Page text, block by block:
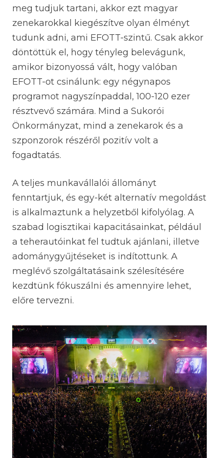
meg tudjuk tartani, akkor ezt magyar
zenekarokkal kiegészítve olyan élményt
tudunk adni, ami EFOTT-szintű. Csak akkor
döntöttük el, hogy tényleg belevágunk,
amikor bizonyossá vált, hogy valóban
EFOTT-ot csinálunk: egy négynapos
programot nagyszínpaddal, 100-120 ezer
résztvevő számára. Mind a Sukorói
Önkormányzat, mind a zenekarok és a
szponzorok részéről pozitív volt a
fogadtatás.
A teljes munkavállalói állományt
fenntartjuk, és egy-két alternatív megoldást
is alkalmaztunk a helyzetből kifolyólag. A
szabad logisztikai kapacitásainkat, például
a teherautóinkat fel tudtuk ajánlani, illetve
adománygyűjtéseket is indítottunk. A
meglévő szolgáltatásaink szélesítésére
kezdtünk fókuszálni és amennyire lehet,
előre tervezni.